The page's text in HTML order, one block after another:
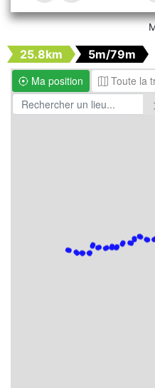
25.8km
5m/79m
Ma position
Toute la